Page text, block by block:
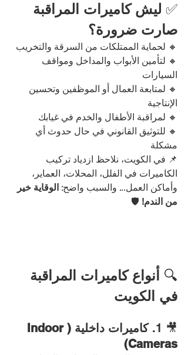
✅ ليش كاميرات المراقبة
صارت ضرورة؟
🔸 لحماية الممتلكات من السرقة والتخريب
🔸 لتأمين الأبواب والمداخل ومواقف
السيارات
🔸 لمتابعة العمال أو الموظفين وتحسين
الإنتاجية
🔸 لمراقبة الأطفال والخدم في غيابك
🔸 للتوثيق القانوني في حال حدوث أي
مشكلة
📌 في الكويت، نلاحظ ازدياد تركيب
الكاميرات في الفلل، المحلات، العماير،
وأماكن العمل... والسبب واضح: الوقاية خير
من الندم! 🛡️
🔍 أنواع كاميرات المراقبة
في الكويت
🎥 1.
كاميرات داخلية (Indoor
Cameras)